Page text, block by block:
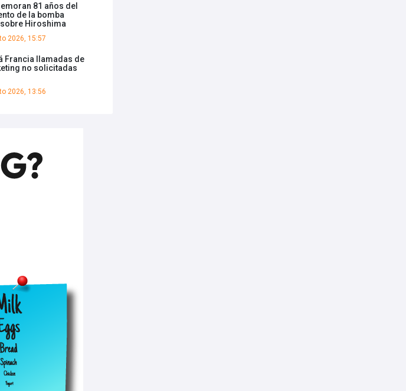
81 años del
de la bomba
Hiroshima
2026, 15:57
Francia llamadas de
no solicitadas
2026, 13:56